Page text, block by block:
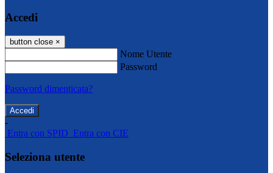
Accedi
button close ×
Nome Utente
Password
Password dimenticata?
-
Entra con SPID Entra con CIE
Seleziona utente